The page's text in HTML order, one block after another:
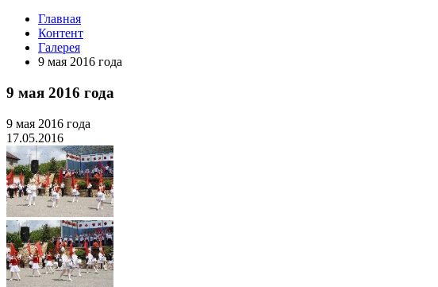
Главная
Контент
Галерея
9 мая 2016 года
9 мая 2016 года
9 мая 2016 года
17.05.2016